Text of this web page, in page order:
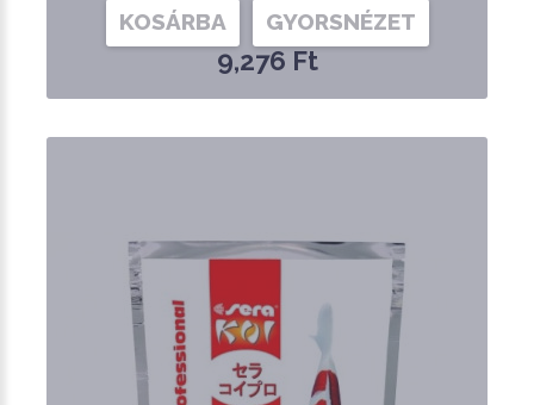
9,276 Ft
KOSÁRBA GYORSNÉZET